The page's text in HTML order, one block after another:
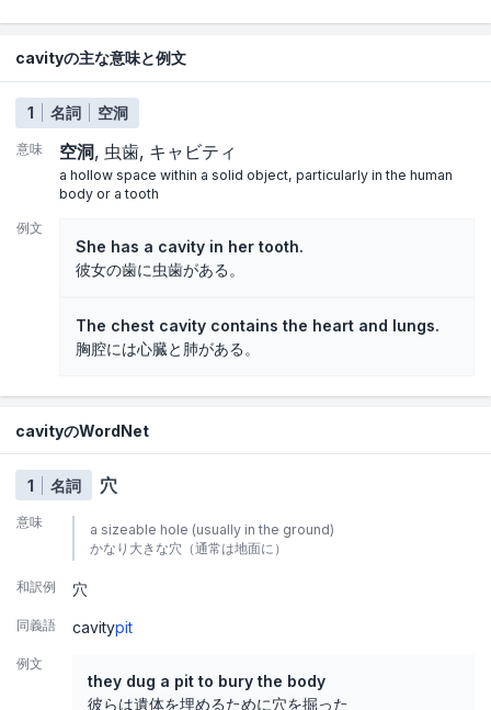
cavityの主な意味と例文
1 名詞 空洞
意味 空洞 虫歯 キャビティ
a hollow space within a solid object, particularly in the human
body or a tooth
例文
She has a cavity in her tooth.
彼女の歯に虫歯がある。
The chest cavity contains the heart and lungs.
胸腔には心臓と肺がある。
cavityのWordNet
1 名詞 穴
意味
a sizeable hole (usually in the ground)
かなり大きな穴（通常は地面に）
和訳例 穴
同義語 cavitypit
例文
they dug a pit to bury the body
彼らは遺体を埋めるために穴を掘った